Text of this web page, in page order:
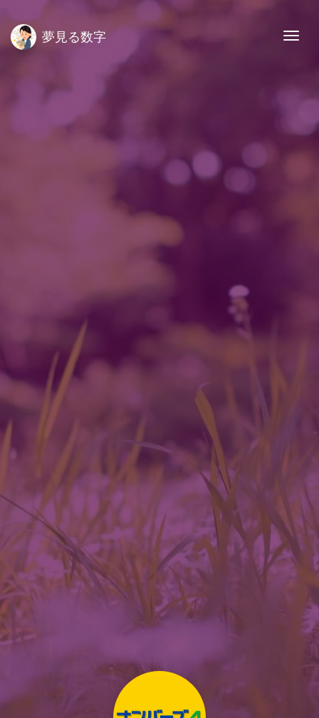
夢見る数字